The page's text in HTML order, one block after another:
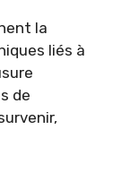
la
liés à
de